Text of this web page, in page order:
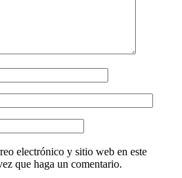
electrónico y sitio web en este
que haga un comentario.